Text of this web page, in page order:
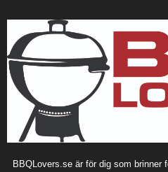
BBQLovers.se är för dig som brinner